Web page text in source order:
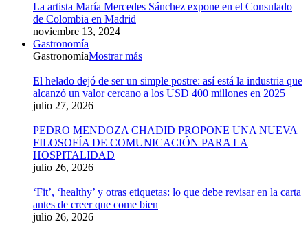
La artista María Mercedes Sánchez expone en el Consulado
de Colombia en Madrid
noviembre 13, 2024
Gastronomía
GastronomíaMostrar más
El helado dejó de ser un simple postre: así está la industria que
alcanzó un valor cercano a los USD 400 millones en 2025
julio 27, 2026
PEDRO MENDOZA CHADID PROPONE UNA NUEVA
FILOSOFÍA DE COMUNICACIÓN PARA LA
HOSPITALIDAD
julio 26, 2026
‘Fit’, ‘healthy’ y otras etiquetas: lo que debe revisar en la carta
antes de creer que come bien
julio 26, 2026